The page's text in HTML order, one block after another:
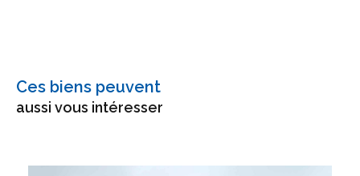
Ces biens peuvent
aussi vous intéresser